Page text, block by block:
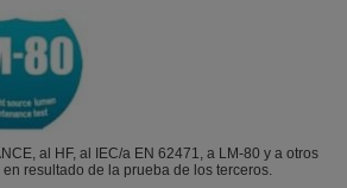
al HF, al IEC/a EN 62471, a LM-80 y a otros
resultado de la prueba de los terceros.